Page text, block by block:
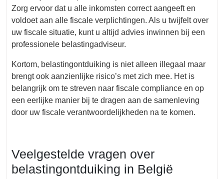
Zorg ervoor dat u alle inkomsten correct aangeeft en
voldoet aan alle fiscale verplichtingen. Als u twijfelt over
uw fiscale situatie, kunt u altijd advies inwinnen bij een
professionele belastingadviseur.
Kortom, belastingontduiking is niet alleen illegaal maar
brengt ook aanzienlijke risico’s met zich mee. Het is
belangrijk om te streven naar fiscale compliance en op
een eerlijke manier bij te dragen aan de samenleving
door uw fiscale verantwoordelijkheden na te komen.
Veelgestelde vragen over
belastingontduiking in België